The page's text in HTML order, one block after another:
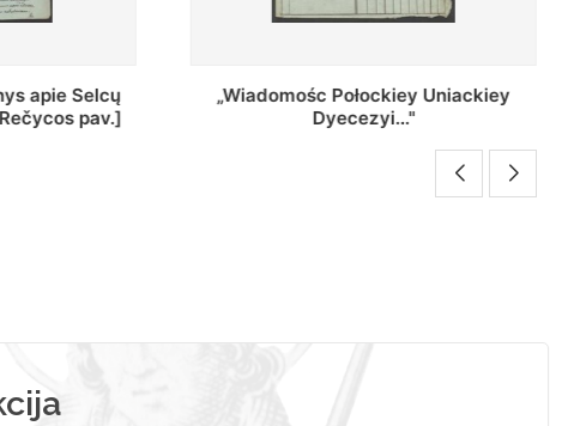
Uniackiey
Regestr Parochow Dekanatu
Brzeskiego